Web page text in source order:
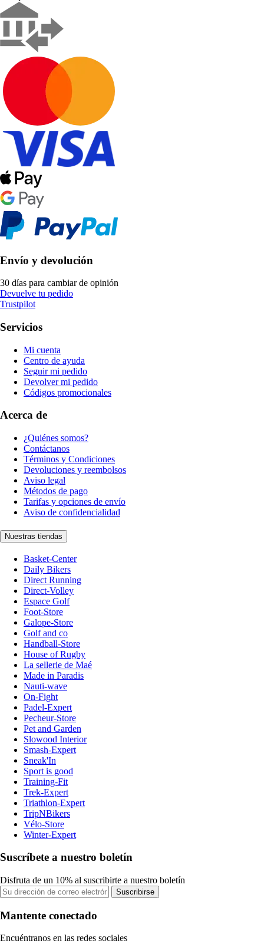
Envío y devolución
30 días para cambiar de opinión
Devuelve tu pedido
Trustpilot
Servicios
Mi cuenta
Centro de ayuda
Seguir mi pedido
Devolver mi pedido
Códigos promocionales
Acerca de
¿Quiénes somos?
Contáctanos
Términos y Condiciones
Devoluciones y reembolsos
Aviso legal
Métodos de pago
Tarifas y opciones de envío
Aviso de confidencialidad
Nuestras tiendas
Basket-Center
Daily Bikers
Direct Running
Direct-Volley
Espace Golf
Foot-Store
Galope-Store
Golf and co
Handball-Store
House of Rugby
La sellerie de Maé
Made in Paradis
Nauti-wave
On-Fight
Padel-Expert
Pecheur-Store
Pet and Garden
Slowood Interior
Smash-Expert
Sneak'In
Sport is good
Training-Fit
Trek-Expert
Triathlon-Expert
TripNBikers
Vélo-Store
Winter-Expert
Suscríbete a nuestro boletín
Disfruta de un 10% al suscribirte a nuestro boletín
Suscribirse
Mantente conectado
Encuéntranos en las redes sociales